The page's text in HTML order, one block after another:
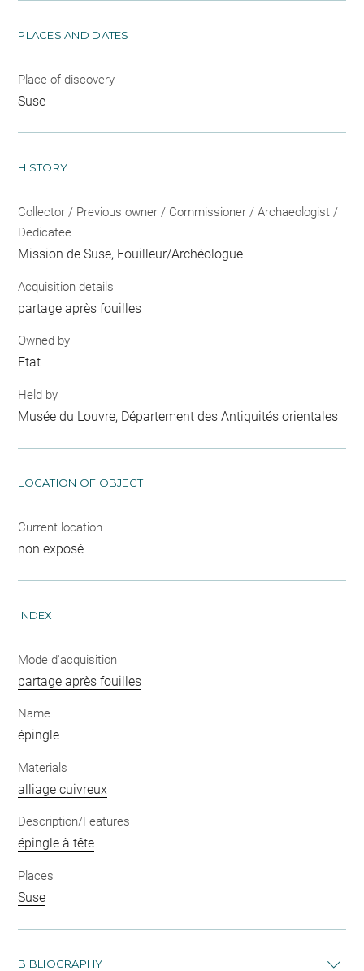
PLACES AND DATES
Place of discovery
Suse
HISTORY
Collector / Previous owner / Commissioner / Archaeologist /
Dedicatee
Mission de Suse, Fouilleur/Archéologue
Acquisition details
partage après fouilles
Owned by
Etat
Held by
Musée du Louvre, Département des Antiquités orientales
LOCATION OF OBJECT
Current location
non exposé
INDEX
Mode d'acquisition
partage après fouilles
Name
épingle
Materials
alliage cuivreux
Description/Features
épingle à tête
Places
Suse
BIBLIOGRAPHY